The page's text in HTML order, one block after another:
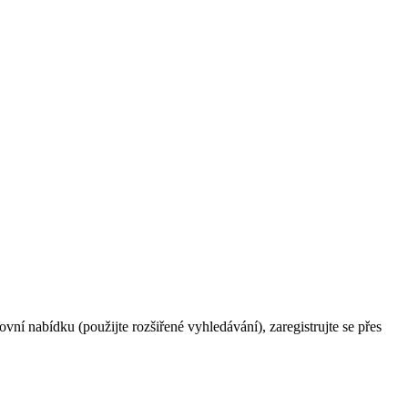
nabídku (použijte rozšiřené vyhledávání), zaregistrujte se přes